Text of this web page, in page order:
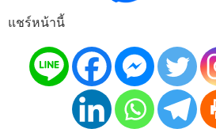
แชร์หน้านี้